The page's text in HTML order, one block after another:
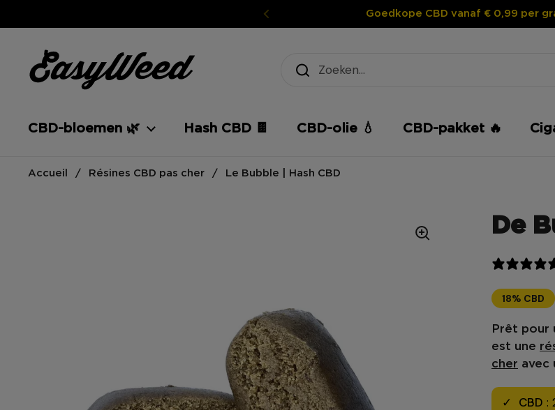
Goedkope CBD vanaf € 0,99 per
CBD-bloemen 🌿 Hash CBD 🍫 CBD-olie 💧 CBD-pakket 🔥
Accueil / Résines CBD pas cher / Le Bubble | Hash CBD
De
18% CBD
Prêt pour
est une
cher avec
CBD :